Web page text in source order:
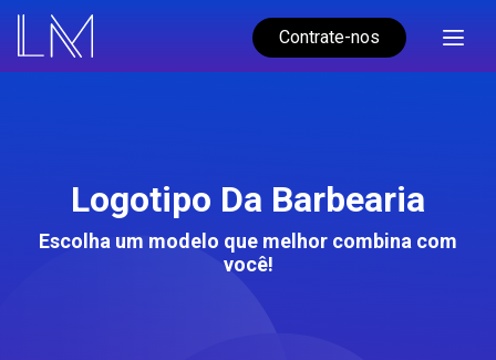
Contrate-nos
Logotipo Da Barbearia
Escolha um modelo que melhor combina com
você!